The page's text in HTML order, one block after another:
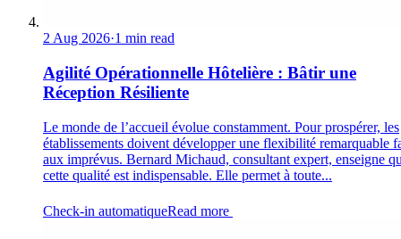
2 Aug 2026·1 min read
Agilité Opérationnelle Hôtelière : Bâtir une
Réception Résiliente
Le monde de l’accueil évolue constamment. Pour prospérer, les
établissements doivent développer une flexibilité remarquable
aux imprévus. Bernard Michaud, consultant expert, enseigne
cette qualité est indispensable. Elle permet à toute...
Check-in automatiqueRead more